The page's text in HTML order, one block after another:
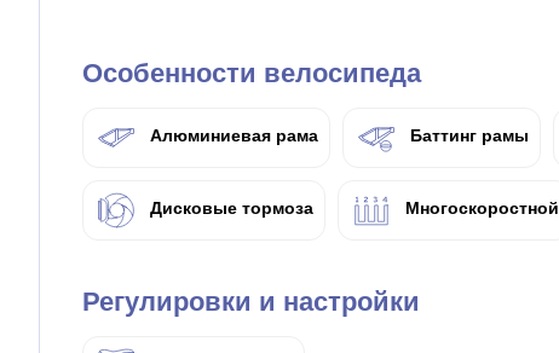
Особенности велосипеда
Алюминиевая рама Баттинг рамы
Дисковые тормоза Многоскоростной
Регулировки и настройки